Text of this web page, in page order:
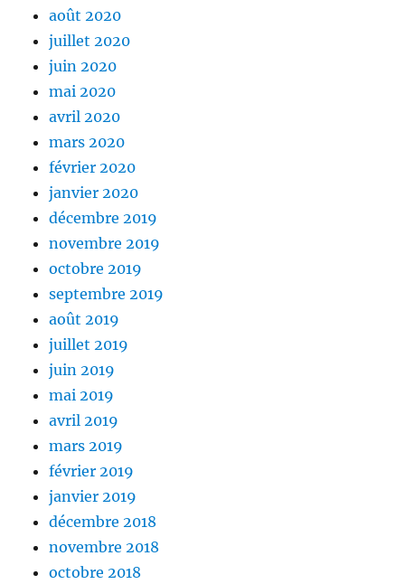
août 2020
juillet 2020
juin 2020
mai 2020
avril 2020
mars 2020
février 2020
janvier 2020
décembre 2019
novembre 2019
octobre 2019
septembre 2019
août 2019
juillet 2019
juin 2019
mai 2019
avril 2019
mars 2019
février 2019
janvier 2019
décembre 2018
novembre 2018
octobre 2018